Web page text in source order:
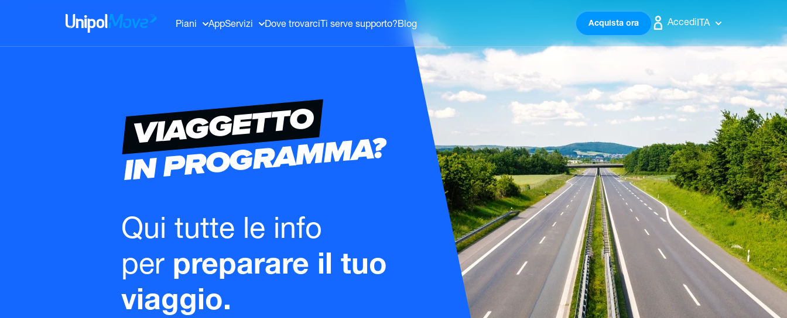
UnipolMove Piani AppServizi Dove trovarci Ti serve supporto?Blog Acquista ora AccediITA
VIAGGETTO
IN PROGRAMMA?
Qui tutte le info
per preparare il tuo
viaggio.